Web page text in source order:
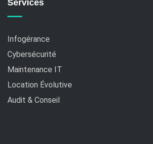
Services
Infogérance
Cybersécurité
Maintenance IT
Location Évolutive
Audit & Conseil